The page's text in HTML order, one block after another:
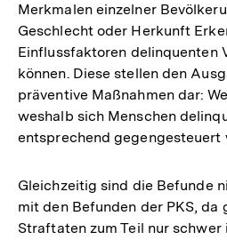
Merkmalen einzelner
Geschlecht oder Herkunft
Einflussfaktoren delinquenten
können. Diese stellen den
präventive Maßnahmen dar:
weshalb sich Menschen
entsprechend gegengesteuert
Gleichzeitig sind die Befunde
mit den Befunden der PKS,
Straftaten zum Teil nur schwer